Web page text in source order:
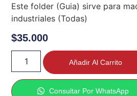
Este folder (Guia) sirve para
industriales (Todas)
$35.000
Añadir Al Carrito
Consultar Por WhatsApp